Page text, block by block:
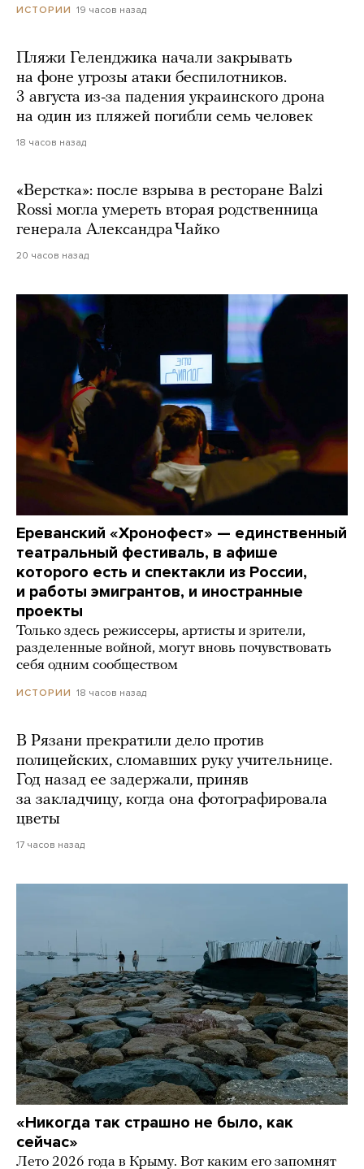
ИСТОРИИ 19 часов назад
Пляжи Геленджика начали закрывать
на фоне угрозы атаки беспилотников.
3 августа из-за падения украинского дрона
на один из пляжей погибли семь человек
18 часов назад
«Верстка»: после взрыва в ресторане Balzi
Rossi могла умереть вторая родственница
генерала Александра Чайко
20 часов назад
Ереванский «Хронофест» — единственный
театральный фестиваль, в афише
которого есть и спектакли из России,
и работы эмигрантов, и иностранные
проекты
Только здесь режиссеры, артисты и зрители,
разделенные войной, могут вновь почувствовать
себя одним сообществом
ИСТОРИИ 18 часов назад
В Рязани прекратили дело против
полицейских, сломавших руку учительнице.
Год назад ее задержали, приняв
за закладчицу, когда она фотографировала
цветы
17 часов назад
«Никогда так страшно не было, как
сейчас»
Лето 2026 года в Крыму. Вот каким его запомнят